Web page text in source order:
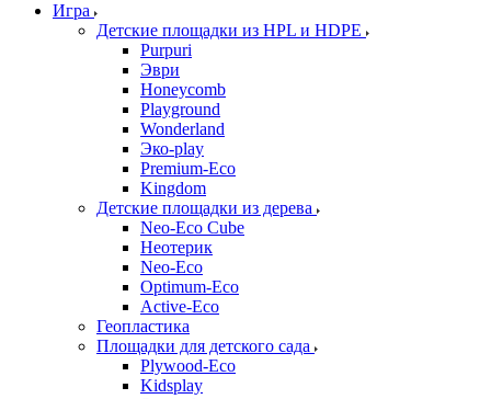
Игра
Детские площадки из HPL и HDPE
Purpuri
Эври
Honeycomb
Playground
Wonderland
Эко-play
Premium-Eco
Kingdom
Детские площадки из дерева
Neo-Eco Cube
Неотерик
Neo-Eco
Оptimum-Еco
Active-Eco
Геопластика
Площадки для детского сада
Plywood-Eco
Kidsplay